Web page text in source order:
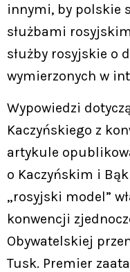
innymi, by polskie
służbami
służby rosyjskie o
wymierzonych w
Wypowiedzi
Kaczyńskiego z
artykule
o Kaczyńskim i
„rosyjski model”
konwencji
Obywatelskiej
Tusk. Premier